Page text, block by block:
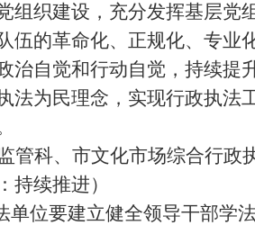
组织建设，充分发挥基层党
伍的革命化、正规化、专业
治自觉和行动自觉，持续提
法为民理念，实现行政执法
管科、市文化市场综合行政
持续推进）
单位要建立健全领导干部学